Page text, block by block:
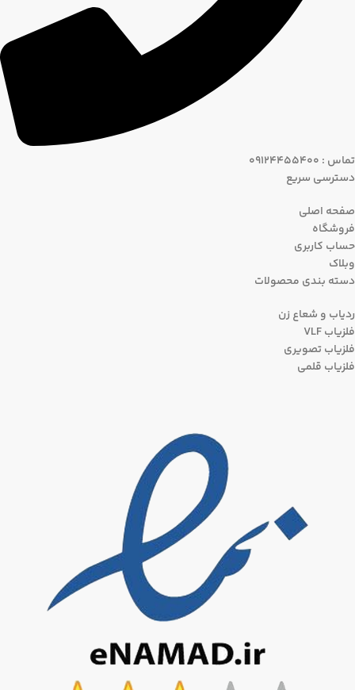
تماس : 09124455400
دسترسی سریع
صفحه اصلی
فروشگاه
حساب کاربری
وبلاک
دسته بندی محصولات
ردیاب و شعاع زن
فلزیاب VLF
فلزیاب تصویری
فلزیاب قلمی